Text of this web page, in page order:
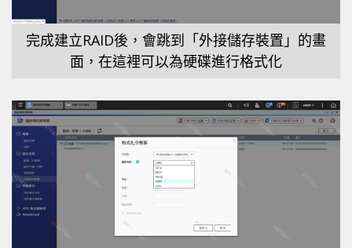
完成建立RAID後，會跳到「外接儲存裝置」的畫
面，在這裡可以為硬碟進行格式化